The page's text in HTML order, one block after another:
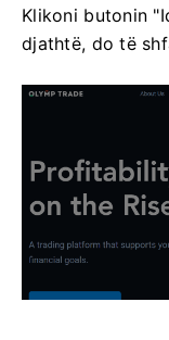
Klikoni butonin
djathtë, do të